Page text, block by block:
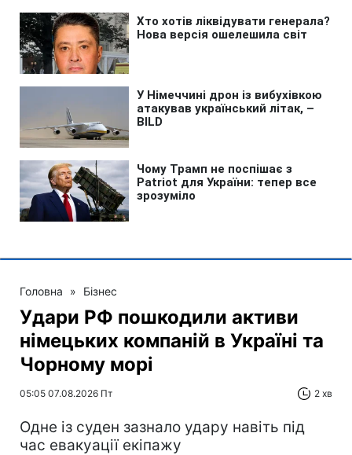
Головна » Бізнес
Удари РФ пошкодили активи
німецьких компаній в Україні та
Чорному морі
05:05 07.08.2026 Пт 2 хв
Одне із суден зазнало удару навіть під
час евакуації екіпажу